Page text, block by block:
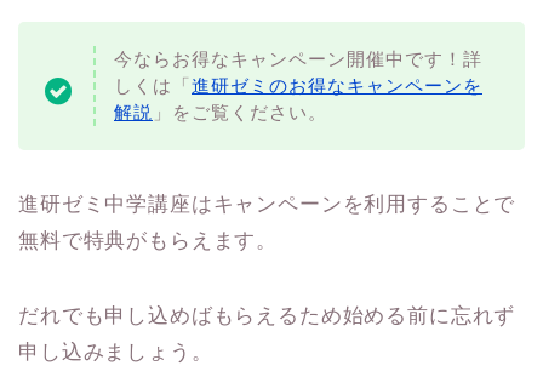
今ならお得なキャンペーン開催中です！詳
しくは「進研ゼミのお得なキャンペーンを
解説 」をご覧ください。
進研ゼミ中学講座はキャンペーンを利用することで
無料で特典がもらえます。
だれでも申し込めばもらえるため始める前に忘れず
申し込みましょう。